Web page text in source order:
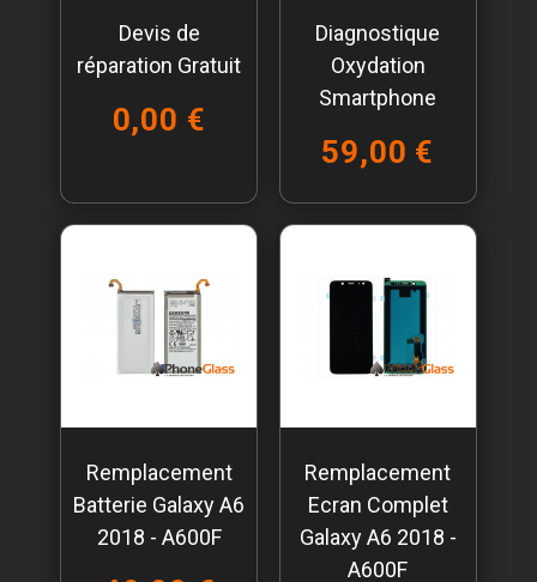
Devis de
réparation Gratuit
0,00 €
Diagnostique
Oxydation
Smartphone
59,00 €
Remplacement
Batterie Galaxy A6
2018 - A600F
Remplacement
Ecran Complet
Galaxy A6 2018 -
A600F